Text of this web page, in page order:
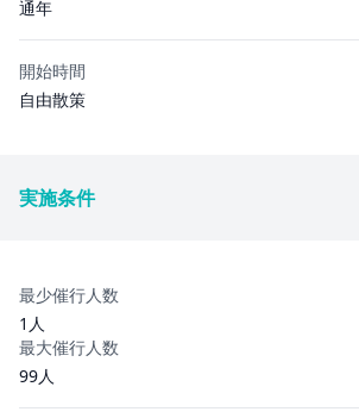
通年
開始時間
自由散策
実施条件
最少催行人数
1人
最大催行人数
99人